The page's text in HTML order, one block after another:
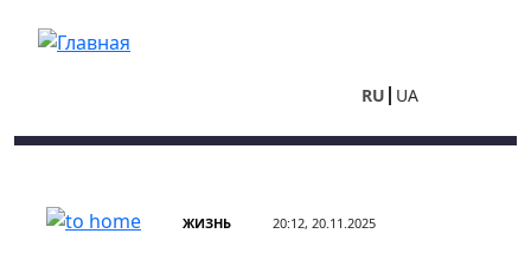
RU UA
ЖИЗНЬ 20:12, 20.11.2025